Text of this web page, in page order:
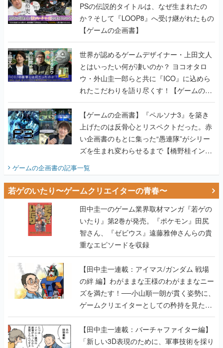
PSの伝説的タイトルは、なぜ生まれたの
か？そして『LOOP8』へ受け継がれたもの
【ゲームの企画書】
世界が認めるゲームデザイナー・上田文人
とはいったい何が凄いのか？ ヨコオタロ
ウ・外山圭一郎らと共に『ICO』に込めら
れたこだわりを語り尽くす！【ゲームの企
画書】
【ゲームの企画書】『ペルソナ3』を築き
上げたのは反骨心とリスペクトだった。赤
い企画書のもとに集った“愚連隊”がシリー
ズを生まれ変わらせるまで【橋野桂インタ
ゲームの企画書の記事一覧
若ゲのいたり〜ゲームクリエイターの青春〜
田中圭一のゲーム業界取材マンガ『若ゲの
いたり』第2巻が発売。『ポケモン』田尻
智さん、『ゼビウス』遠藤雅伸さんらの貴
重なエピソードを収録
【田中圭一連載：アイマス/ガンダム 戦場
の絆 編】わがままな王様のわがままなニー
ズを満たす！──小山順一朗が貫く姿勢に、
ゲームクリエイターとしての矜持を見た
【若ゲのいたり最終回】
【田中圭一連載：バーチャファイター編】
「新しい3D表現のために、軍事技術を採り